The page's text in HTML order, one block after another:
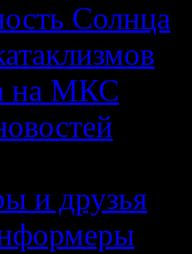
Солнца
на МКС
и друзья